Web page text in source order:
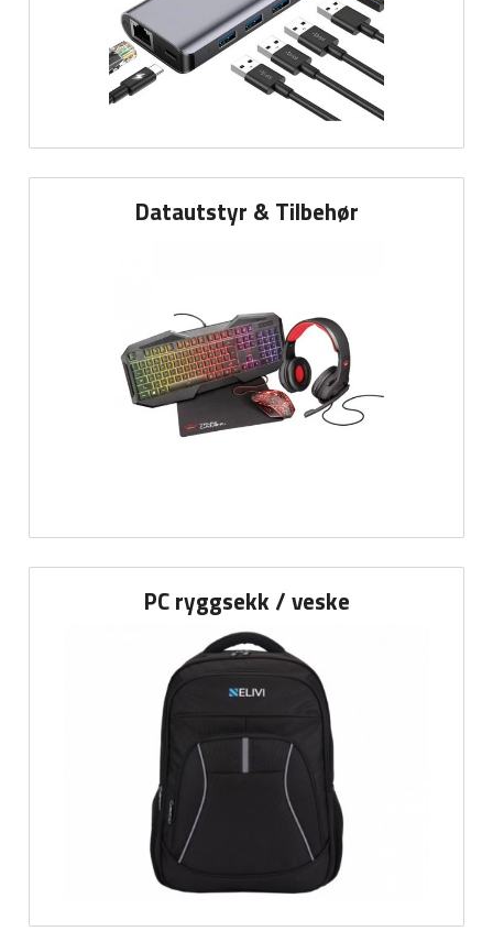
Datautstyr & Tilbehør
PC ryggsekk / veske